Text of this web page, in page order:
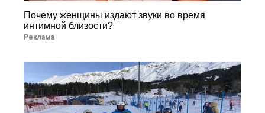
Почему женщины издают звуки во время
интимной близости?
Реклама